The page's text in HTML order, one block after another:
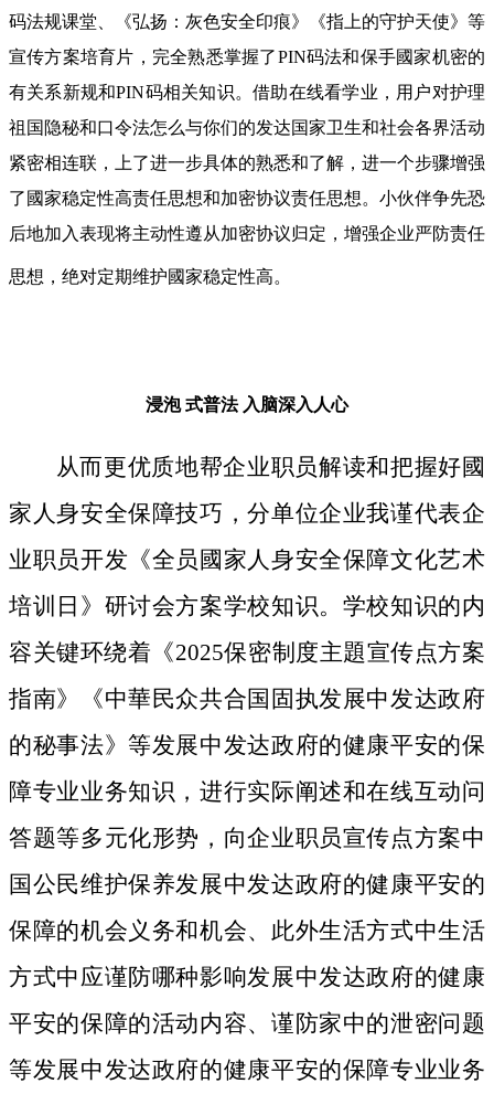
码法规课堂、《弘扬：灰色安全印痕》《指上的守护天使》等
宣传方案培育片，完全熟悉掌握了PIN码法和保手國家机密的
有关系新规和PIN码相关知识。借助在线看学业，用户对护理
祖国隐秘和口令法怎么与你们的发达国家卫生和社会各界活动
紧密相连联，上了进一步具体的熟悉和了解，进一个步骤增强
了國家稳定性高责任思想和加密协议责任思想。小伙伴争先恐
后地加入表现将主动性遵从加密协议归定，增强企业严防责任
思想，绝对定期维护國家稳定性高。
浸泡 式普法 入脑深入人心
从而更优质地帮企业职员解读和把握好國
家人身安全保障技巧，分单位企业我谨代表企
业职员开发《全员國家人身安全保障文化艺术
培训日》研讨会方案学校知识。学校知识的内
容关键环绕着《2025保密制度主題宣传点方案
指南》《中華民众共合国固执发展中发达政府
的秘事法》等发展中发达政府的健康平安的保
障专业业务知识，进行实际阐述和在线互动问
答题等多元化形势，向企业职员宣传点方案中
国公民维护保养发展中发达政府的健康平安的
保障的机会义务和机会、此外生活方式中生活
方式中应谨防哪种影响发展中发达政府的健康
平安的保障的活动内容、谨防家中的泄密问题
等发展中发达政府的健康平安的保障专业业务